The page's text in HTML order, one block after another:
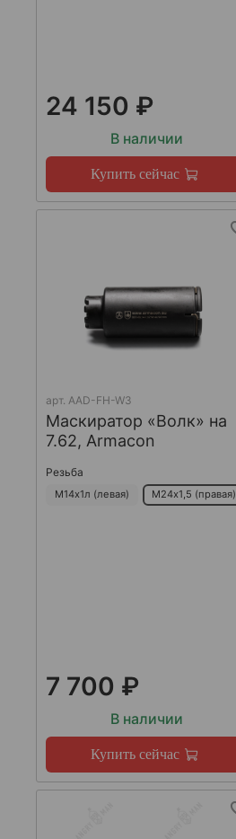
24 150 ₽
В наличии
Купить сейчас
арт. AAD-FH-W3
Маскиратор «Волк» на
7.62, Armacon
Резьба
М14х1л (левая) М24х1,5 (правая)
7 700 ₽
В наличии
Купить сейчас